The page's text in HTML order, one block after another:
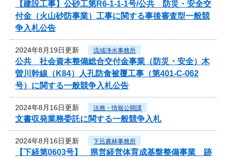
【建設工事】公砂工第R6-1-1-1号/公共 防災・安全交
付金（火山砂防事業）工事に関する事後審査型一般競
争入札公告
2024年8月19日更新 流域浄水事務所
公共 社会資本整備総合交付金事業（防災・安全）木
曽川幹線（K84）人孔防食被覆工事（第401-C-062
号）に関する一般競争入札公告
2024年8月16日更新 法務・情報公開課
文書収発業務委託に関する一般競争入札
2024年8月16日更新 下呂農林事務所
【下経第0603号】 県営経営体育成基盤整備事業 跡